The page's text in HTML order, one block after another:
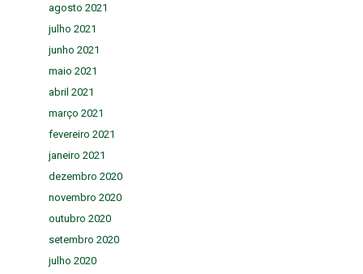
agosto 2021
julho 2021
junho 2021
maio 2021
abril 2021
março 2021
fevereiro 2021
janeiro 2021
dezembro 2020
novembro 2020
outubro 2020
setembro 2020
julho 2020